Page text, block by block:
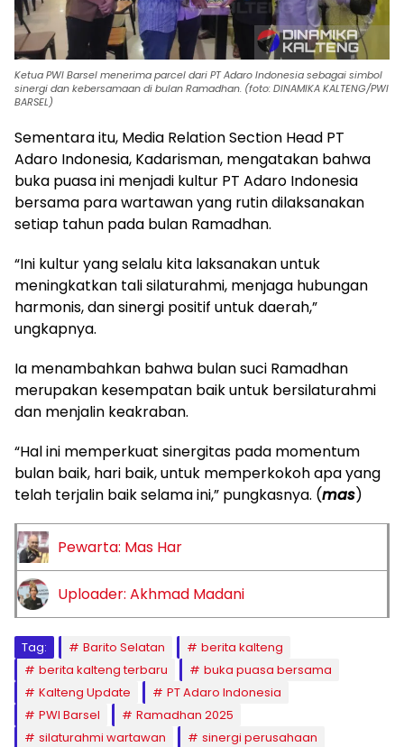
Ketua PWI Barsel menerima parcel dari PT Adaro Indonesia sebagai simbol
sinergi dan kebersamaan di bulan Ramadhan. (foto: DINAMIKA KALTENG/PWI
BARSEL)
Sementara itu, Media Relation Section Head PT
Adaro Indonesia, Kadarisman, mengatakan bahwa
buka puasa ini menjadi kultur PT Adaro Indonesia
bersama para wartawan yang rutin dilaksanakan
setiap tahun pada bulan Ramadhan.
“Ini kultur yang selalu kita laksanakan untuk
meningkatkan tali silaturahmi, menjaga hubungan
harmonis, dan sinergi positif untuk daerah,”
ungkapnya.
Ia menambahkan bahwa bulan suci Ramadhan
merupakan kesempatan baik untuk bersilaturahmi
dan menjalin keakraban.
“Hal ini memperkuat sinergitas pada momentum
bulan baik, hari baik, untuk memperkokoh apa yang
telah terjalin baik selama ini,” pungkasnya. (mas)
Pewarta: Mas Har
Uploader: Akhmad Madani
Tag: Barito Selatan
berita kalteng
berita kalteng terbaru
buka puasa bersama
Kalteng Update
PT Adaro Indonesia
PWI Barsel
Ramadhan 2025
silaturahmi wartawan
sinergi perusahaan